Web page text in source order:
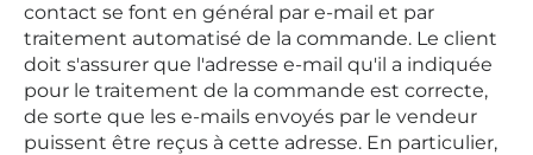
contact se font en général par e-mail et par
traitement automatisé de la commande. Le client
doit s'assurer que l'adresse e-mail qu'il a indiquée
pour le traitement de la commande est correcte,
de sorte que les e-mails envoyés par le vendeur
puissent être reçus à cette adresse. En particulier,